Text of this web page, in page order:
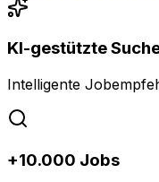
KI-gestützte
Intelligente
+10.000 Jobs